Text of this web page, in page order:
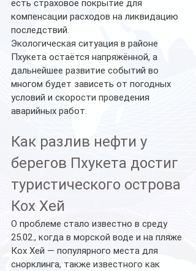
есть страховое покрытие для
компенсации расходов на ликвидацию
последствий.
Экологическая ситуация в районе
Пхукета остаётся напряжённой, а
дальнейшее развитие событий во
многом будет зависеть от погодных
условий и скорости проведения
аварийных работ.
Как разлив нефти у
берегов Пхукета достиг
туристического острова
Кох Хей
О проблеме стало известно в среду
25.02., когда в морской воде и на пляже
Кох Хей — популярного места для
снорклинга, также известного как